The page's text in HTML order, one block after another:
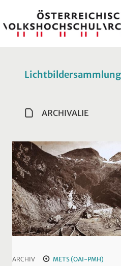
ARCHIVALIE
ARCHIV METS (OAI-PMH)